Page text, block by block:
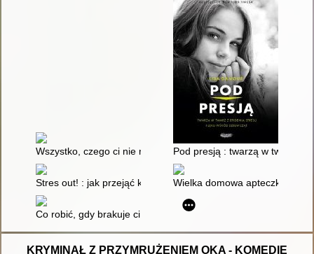
Wszystko, czego ci nie mówią, gdy jesteś nastolatkiem : jak
Pod presją : twarzą w twarz z
Stres out! : jak przejąć kontrolę nad stresem : poradnik dla
Wielka domowa apteczka
Co robić, gdy brakuje ci odwagi? : kultowy poradnik dla
KRYMINAŁ Z PRZYMRUŻENIEM OKA - KOMEDIE